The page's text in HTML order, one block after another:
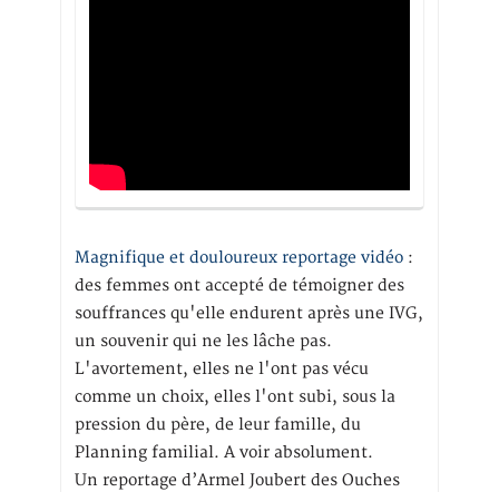
Magnifique et douloureux reportage vidéo :
des femmes ont accepté de témoigner des
souffrances qu'elle endurent après une IVG,
un souvenir qui ne les lâche pas.
L'avortement, elles ne l'ont pas vécu
comme un choix, elles l'ont subi, sous la
pression du père, de leur famille, du
Planning familial. A voir absolument.
Un reportage d’Armel Joubert des Ouches